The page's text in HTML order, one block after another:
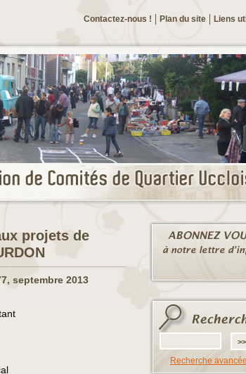
Liens
Plan du site
Contactez-nous !
projets de
septembre 2013
Recherche avancée